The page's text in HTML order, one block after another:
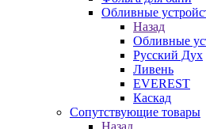
Обливные
Назад
Обливные
Русский Дух
Ливень
EVEREST
Каскад
Сопутствующие товары
Назад